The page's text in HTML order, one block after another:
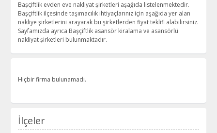
Başçiftlik evden eve nakliyat şirketleri aşağıda listelenmektedir.
Başçiftlik ilçesinde taşımacılık ihtiyaçlarınız için aşağıda yer alan
nakliye şirketlerini arayarak bu şirketlerden fiyat teklifi alabilirsiniz.
Sayfamızda ayrıca Başçiftlik asansör kiralama ve asansörlü
nakliyat şirketleri bulunmaktadır.
Hiçbir firma bulunamadı.
İlçeler